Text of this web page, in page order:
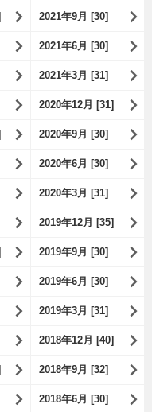
2021年9月 [30]
2021年6月 [30]
2021年3月 [31]
2020年12月 [31]
2020年9月 [30]
2020年6月 [30]
2020年3月 [31]
2019年12月 [35]
2019年9月 [30]
2019年6月 [30]
2019年3月 [31]
2018年12月 [40]
2018年9月 [32]
2018年6月 [30]